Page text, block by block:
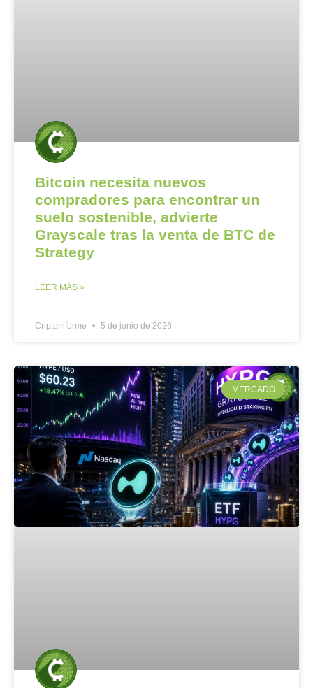
Bitcoin necesita nuevos
compradores para encontrar un
suelo sostenible, advierte
Grayscale tras la venta de BTC de
Strategy
LEER MÁS »
Criptoinforme 5 de junio de 2026
MERCADO